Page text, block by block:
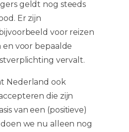
geldt nog steeds
Er zijn
voor reizen
voor bepaalde
vervalt.
Nederland ook
die zijn
van een (positieve)
we nu alleen nog